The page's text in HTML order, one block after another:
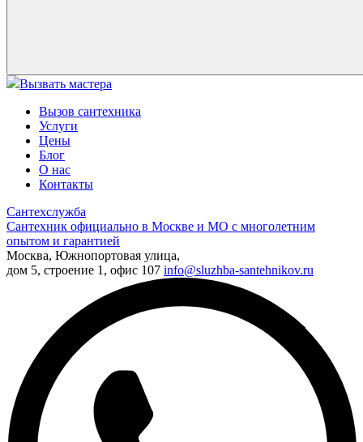
Вызвать мастера
Вызов сантехника
Услуги
Цены
Блог
О нас
Контакты
Сантехслужба
Сантехник официально в Москве и МО с многолетним
опытом и гарантией
Москва, Южнопортовая улица,
дом 5, строение 1, офис 107 info@sluzhba-santehnikov.ru